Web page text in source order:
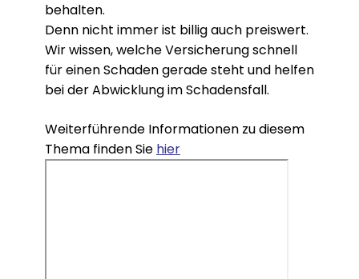
behalten.
Denn nicht immer ist billig auch preiswert.
Wir wissen, welche Versicherung schnell
für einen Schaden gerade steht und helfen
bei der Abwicklung im Schadensfall.
Weiterführende Informationen zu diesem
Thema finden Sie hier